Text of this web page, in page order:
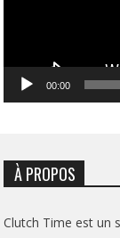
00:00
À PROPOS
Clutch Time est un